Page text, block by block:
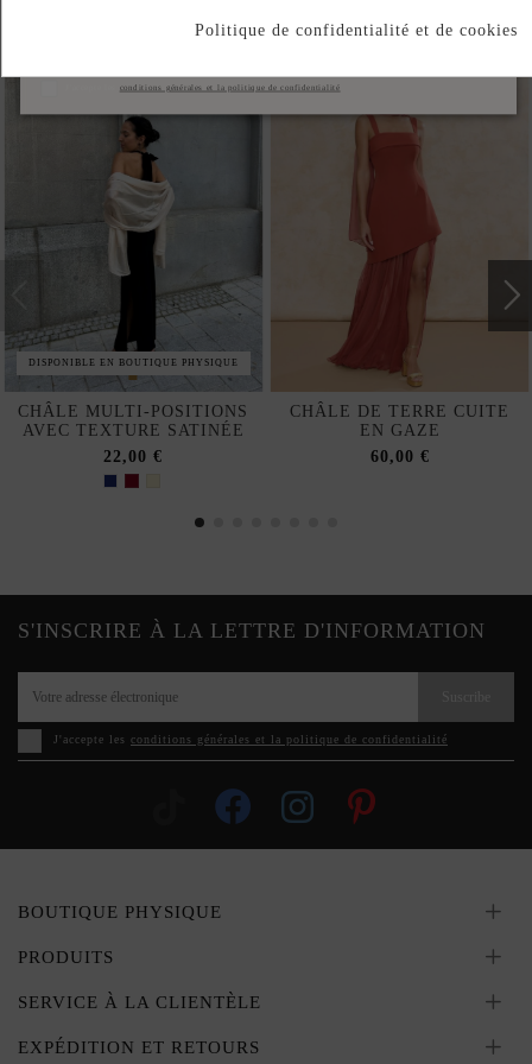
Produits de la même catégorie
DISPONIBLE EN BOUTIQUE PHYSIQUE
CHÂLE MULTI-POSITIONS
AVEC TEXTURE SATINÉE
22,00 €
CHÂLE DE TERRE CUITE
EN GAZE
60,00 €
S'INSCRIRE À LA LETTRE D'INFORMATION
J'accepte les conditions générales et la politique de confidentialité
BOUTIQUE PHYSIQUE
PRODUITS
SERVICE À LA CLIENTÈLE
EXPÉDITION ET RETOURS
conditions générales et la politique de confidentialité
Politique de confidentialité et de cookies